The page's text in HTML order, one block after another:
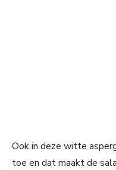
Ook in deze witte
toe en dat maakt de